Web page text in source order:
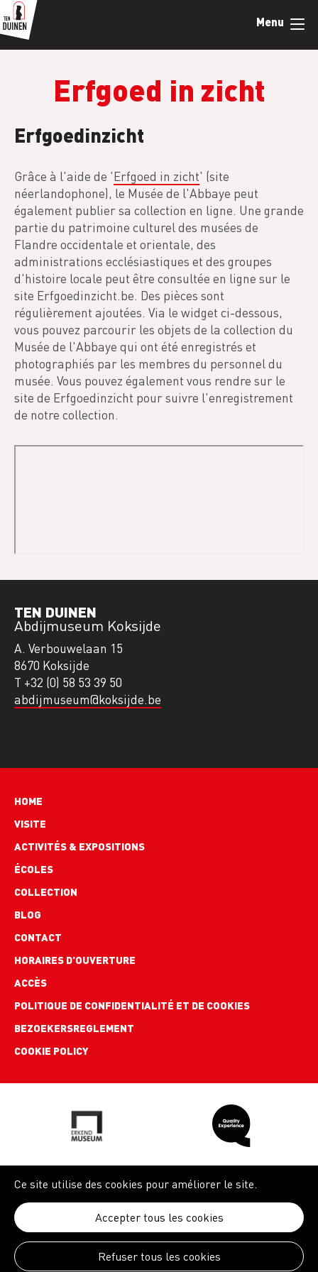
Skip
to
main
Menu
Erfgoed in zicht
Erfgoedinzicht
Grâce à l'aide de 'Erfgoed in zicht' (site
néerlandophone), le Musée de l'Abbaye peut
également publier sa collection en ligne. Une grande
partie du patrimoine culturel des musées de
Flandre occidentale et orientale, des
administrations ecclésiastiques et des groupes
d'histoire locale peut être consultée en ligne sur le
site Erfgoedinzicht.be. Des pièces sont
régulièrement ajoutées. Via le widget ci-dessous,
vous pouvez parcourir les objets de la collection du
Musée de l'Abbaye qui ont été enregistrés et
photographiés par les membres du personnel du
musée. Vous pouvez également vous rendre sur le
site de Erfgoedinzicht pour suivre l'enregistrement
de notre collection.
TEN DUINEN
Abdijmuseum Koksijde
A. Verbouwelaan 15
8670 Koksijde
T +32 (0) 58 53 39 50
abdijmuseum@koksijde.be
Hoofdnavigatie
HOME
VISITE
ACTIVITÉS & EXPOSITIONS
ÉCOLES
COLLECTION
BLOG
Footer
links
CONTACT
HORAIRES D'OUVERTURE
ACCÈS
POLITIQUE DE CONFIDENTIALITÉ ET DE COOKIES
BEZOEKERSREGLEMENT
COOKIE POLICY
Ce site utilise des cookies pour améliorer le site.
Refuser tous les cookies
Accepter tous les cookies